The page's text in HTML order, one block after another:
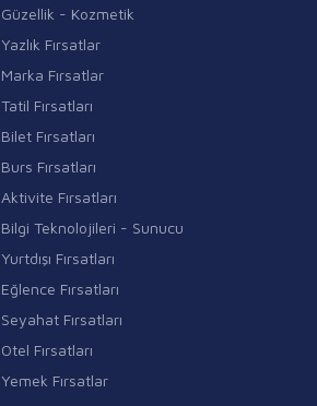
Güzellik - Kozmetik
Yazlık Fırsatlar
Marka Fırsatlar
Tatil Fırsatları
Bilet Fırsatları
Burs Fırsatları
Aktivite Fırsatları
Bilgi Teknolojileri - Sunucu
Yurtdışı Fırsatları
Eğlence Fırsatları
Seyahat Fırsatları
Otel Fırsatları
Yemek Fırsatlar